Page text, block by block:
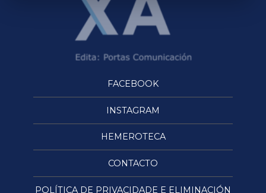
FACEBOOK
INSTAGRAM
HEMEROTECA
CONTACTO
POLÍTICA DE PRIVACIDADE E ELIMINACIÓN